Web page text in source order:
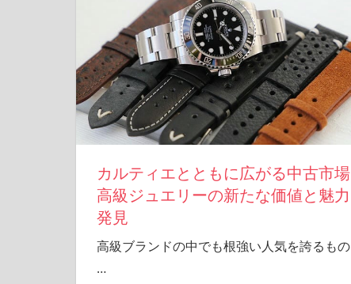
カルティエとともに広がる中古市場
高級ジュエリーの新たな価値と魅力
発見
高級ブランドの中でも根強い人気を誇るもの
…